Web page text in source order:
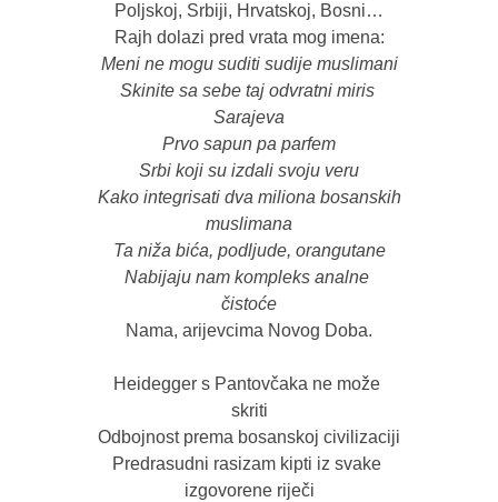
Poljskoj, Srbiji, Hrvatskoj, Bosni…
Meni ne mogu suditi sudije muslimani
Skinite sa sebe taj odvratni miris
Sarajeva
Prvo sapun pa parfem
Srbi koji su izdali svoju veru
Kako integrisati dva miliona bosanskih
muslimana
Ta niža bića, podljude, orangutane
Nabijaju nam kompleks analne
čistoće
Nama, arijevcima Novog Doba.
Heidegger s Pantovčaka ne može
skriti
Odbojnost prema bosanskoj civilizaciji
Predrasudni rasizam kipti iz svake
izgovorene riječi